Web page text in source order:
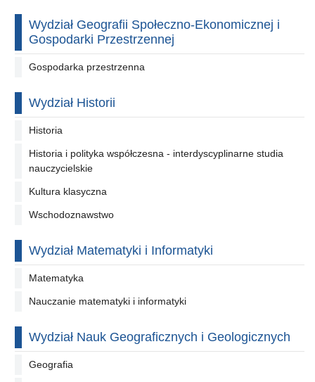
Wydział Geografii Społeczno-Ekonomicznej i
Gospodarki Przestrzennej
Gospodarka przestrzenna
Wydział Historii
Historia
Historia i polityka współczesna - interdyscyplinarne studia
nauczycielskie
Kultura klasyczna
Wschodoznawstwo
Wydział Matematyki i Informatyki
Matematyka
Nauczanie matematyki i informatyki
Wydział Nauk Geograficznych i Geologicznych
Geografia